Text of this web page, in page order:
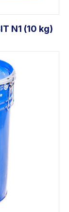
N1 (10 kg)